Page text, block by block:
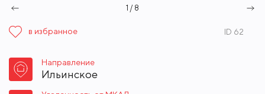
1 / 8
в избранное ID 62
Направление
Ильинское